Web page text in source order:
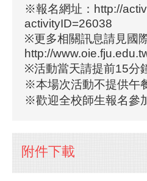
※報名網址：http://
activityID=26038
※更多相關訊息請見國
http://
※活動當天請提前15分
※本場次活動不提供午
※歡迎全校師生報名參
附件下載